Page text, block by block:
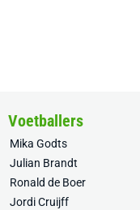
Voetballers
Mika Godts
Julian Brandt
Ronald de Boer
Jordi Cruijff